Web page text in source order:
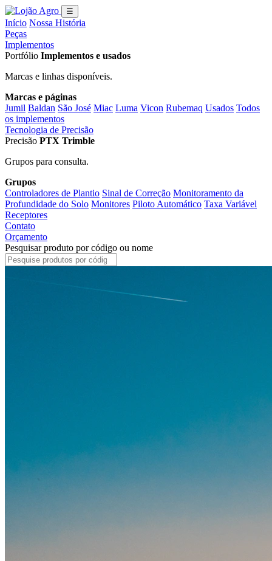
☰
Início Nossa História
Peças
Implementos
Portfólio Implementos e usados
Marcas e linhas disponíveis.
Marcas e páginas
Jumil Baldan São José Miac Luma Vicon Rubemaq Usados Todos
os implementos
Tecnologia de Precisão
Precisão PTX Trimble
Grupos para consulta.
Grupos
Controladores de Plantio Sinal de Correção Monitoramento da
Profundidade do Solo Monitores Piloto Automático Taxa Variável
Receptores
Contato
Orçamento
Pesquisar produto por código ou nome